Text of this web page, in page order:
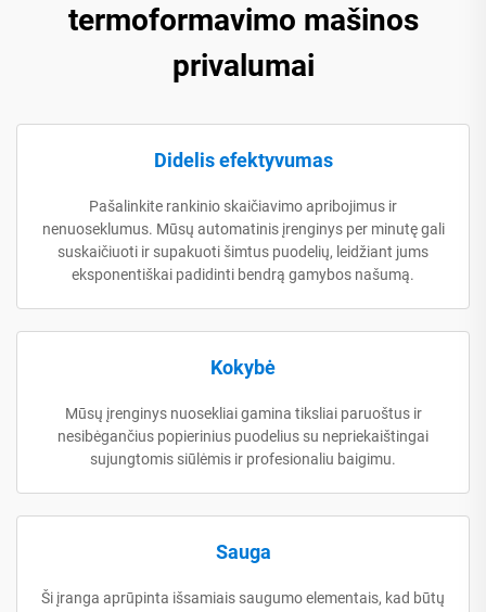
termoformavimo mašinos
privalumai
Didelis efektyvumas
Pašalinkite rankinio skaičiavimo apribojimus ir
nenuoseklumus. Mūsų automatinis įrenginys per minutę gali
suskaičiuoti ir supakuoti šimtus puodelių, leidžiant jums
eksponentiškai padidinti bendrą gamybos našumą.
Kokybė
Mūsų įrenginys nuosekliai gamina tiksliai paruoštus ir
nesibėgančius popierinius puodelius su nepriekaištingai
sujungtomis siūlėmis ir profesionaliu baigimu.
Sauga
Ši įranga aprūpinta išsamiais saugumo elementais, kad būtų